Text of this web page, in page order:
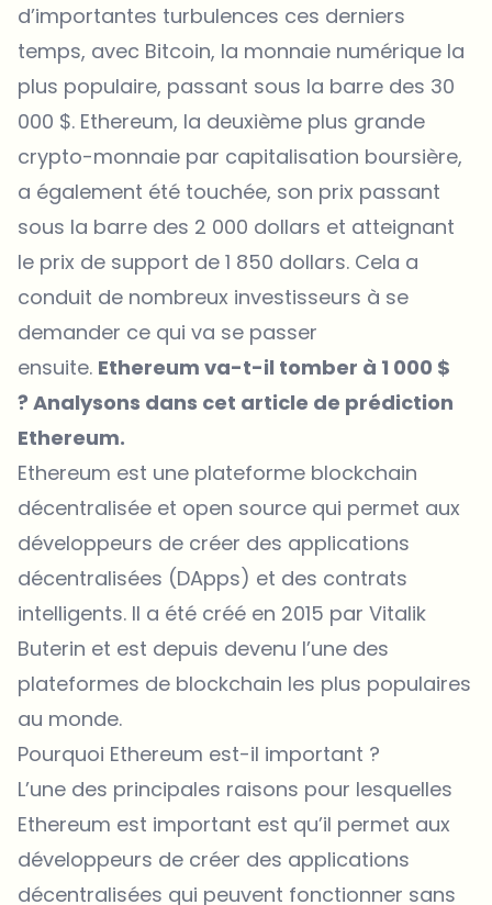
d’importantes turbulences ces derniers
temps, avec Bitcoin, la monnaie numérique la
plus populaire, passant sous la barre des 30
000 $. Ethereum, la deuxième plus grande
crypto-monnaie par capitalisation boursière,
a également été touchée, son prix passant
sous la barre des 2 000 dollars et atteignant
le prix de support de 1 850 dollars. Cela a
conduit de nombreux investisseurs à se
demander ce qui va se passer
ensuite. Ethereum va-t-il tomber à 1 000 $
? Analysons dans cet article de prédiction
Ethereum.
Ethereum est une plateforme blockchain
décentralisée et open source qui permet aux
développeurs de créer des applications
décentralisées (DApps) et des contrats
intelligents. Il a été créé en 2015 par Vitalik
Buterin et est depuis devenu l’une des
plateformes de blockchain les plus populaires
au monde.
Pourquoi Ethereum est-il important ?
L’une des principales raisons pour lesquelles
Ethereum est important est qu’il permet aux
développeurs de créer des applications
décentralisées qui peuvent fonctionner sans